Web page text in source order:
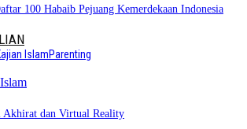
100 Habaib Pejuang Kemerdekaan Indonesia
IslamParenting
Akhirat dan Virtual Reality